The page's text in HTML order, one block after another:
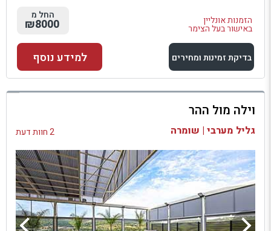
הזמנות אונליין
באישור בעל הצימר
החל מ
₪8000
בדיקת זמינות ומחירים
למתחם זה
בדיקת זמינות ומחירים
למידע נוסף
וילה מול ההר
גליל מערבי | שומרה 2 חוות דעת